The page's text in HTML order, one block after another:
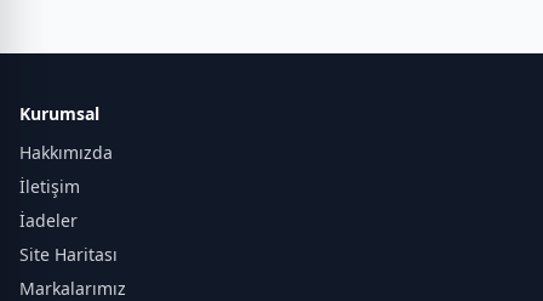
Kurumsal
Hakkımızda
İletişim
İadeler
Site Haritası
Markalarımız